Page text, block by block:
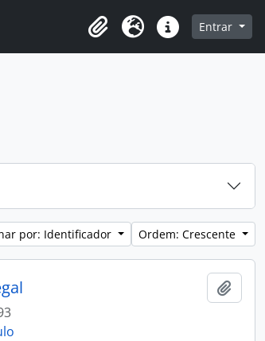
Clipboard
Idioma Atalhos Entrar
por: Identificador Ordem: Crescente